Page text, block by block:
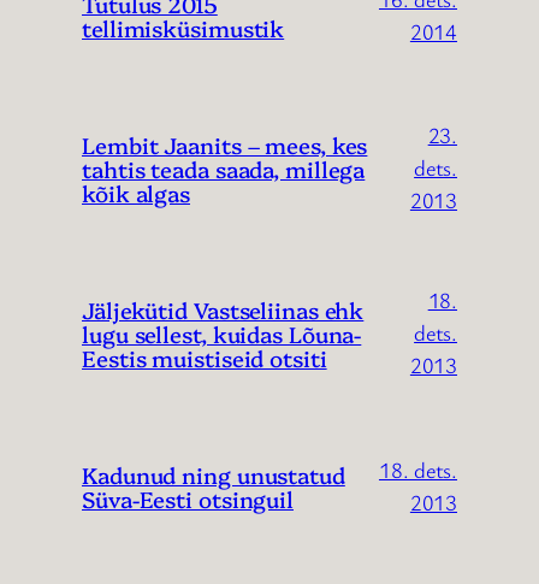
tellimisküsimustik
2014
Lembit Jaanits – mees, kes
tahtis teada saada, millega
kõik algas
23.
dets.
2013
Jäljekütid Vastseliinas ehk
lugu sellest, kuidas Lõuna-
Eestis muistiseid otsiti
18.
dets.
2013
Kadunud ning unustatud
Süva-Eesti otsinguil
18. dets.
2013